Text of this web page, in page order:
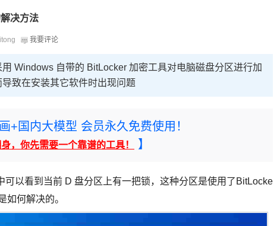
决方法
我要评论
Windows 自带的 BitLocker 加密工具对电脑磁盘分区进行加
致在安装其它软件时出现问题
+国内大模型 会员永久免费使用！
，你先需要一个靠谱的工具！ 】
以看到当前 D 盘分区上有一把锁，这种分区是使用了BitLocke
如何解决的。